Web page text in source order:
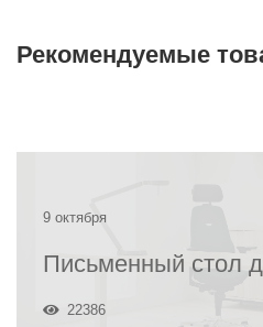
Рекомендуемые
9 октября
Письменный стол
22386